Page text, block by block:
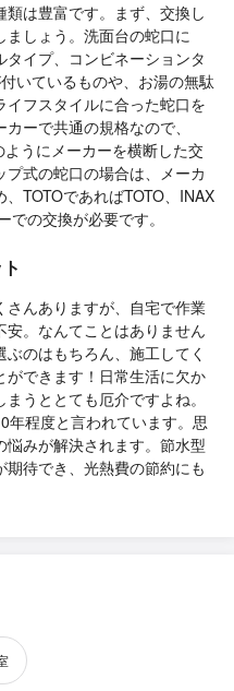
は豊富です。まず、交換し
しょう。洗面台の蛇口に
イプ、コンビネーションタ
いているものや、お湯の無駄
フスタイルに合った蛇口を
ーで共通の規格なので、
うにメーカーを横断した交
式の蛇口の場合は、メーカ
TOTOであればTOTO、INAX
の交換が必要です。
んありますが、自宅で作業
。なんてことはありません
のはもちろん、施工してく
できます！日常生活に欠か
うととても厄介ですよね。
年程度と言われています。思
みが解決されます。節水型
待でき、光熱費の節約にも